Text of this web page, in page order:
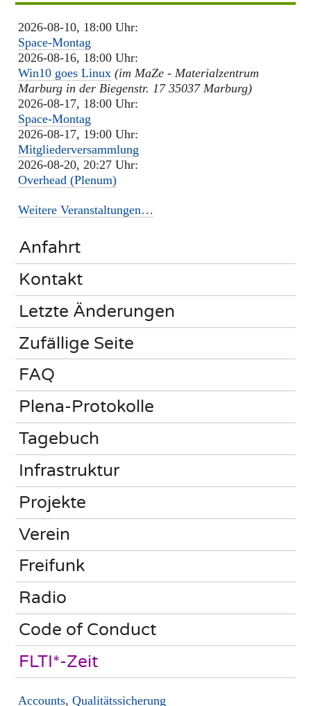
2026-08-10, 18:00 Uhr:
Space-Montag
2026-08-16, 18:00 Uhr:
Win10 goes Linux (im MaZe - Materialzentrum
Marburg in der Biegenstr. 17 35037 Marburg)
2026-08-17, 18:00 Uhr:
Space-Montag
2026-08-17, 19:00 Uhr:
Mitgliederversammlung
2026-08-20, 20:27 Uhr:
Overhead (Plenum)
Weitere Veranstaltungen…
Anfahrt
Kontakt
Letzte Änderungen
Zufällige Seite
FAQ
Plena-Protokolle
Tagebuch
Infrastruktur
Projekte
Verein
Freifunk
Radio
Code of Conduct
FLTI*-Zeit
Accounts, Qualitätssicherung